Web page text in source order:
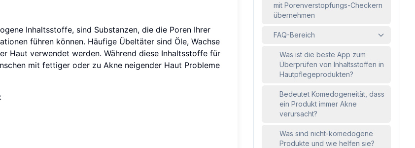
Inhaltsstoffe, sind Substanzen, die die Poren Ihrer
führen können. Häufige Übeltäter sind Öle, Wachse
Haut verwendet werden. Während diese Inhaltsstoffe für
mit fettiger oder zu Akne neigender Haut Probleme
mit Porenverstopfungs-Checkern
übernehmen
FAQ-Bereich
Was ist die beste App zum
Überprüfen von Inhaltsstoffen in
Hautpflegeprodukten?
Bedeutet Komedogeneität, dass
ein Produkt immer Akne
verursacht?
Was sind nicht-komedogene
Produkte und wie helfen sie?